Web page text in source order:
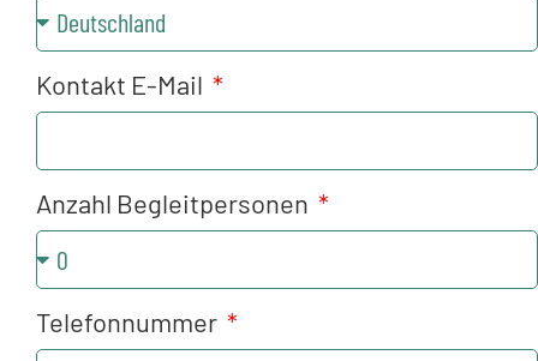
Kontakt E-Mail
Anzahl Begleitpersonen
Telefonnummer